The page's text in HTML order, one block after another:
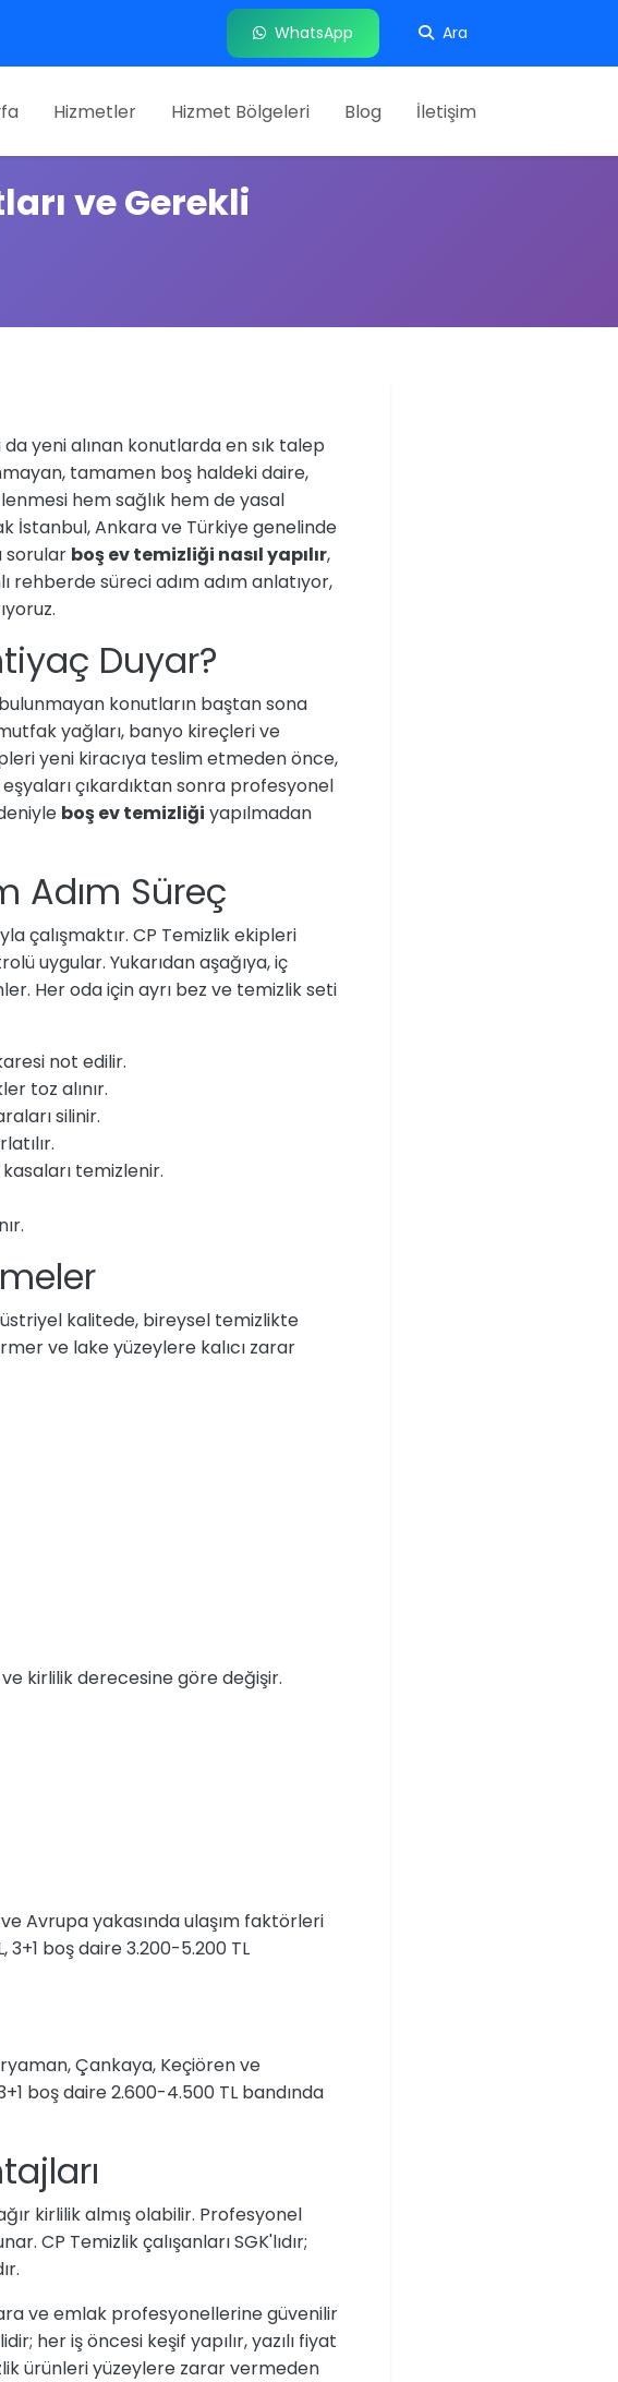
WhatsApp Ara
Hizmetler Hizmet Bölgeleri Blog İletişim
ve Gerekli
yeni alınan konutlarda en sık talep
tamamen boş haldeki daire,
hem sağlık hem de yasal
İstanbul, Ankara ve Türkiye genelinde
sorular boş ev temizliği nasıl yapılır,
rehberde süreci adım adım anlatıyor,
Duyar?
konutların baştan sona
yağları, banyo kireçleri ve
yeni kiracıya teslim etmeden önce,
çıkardıktan sonra profesyonel
boş ev temizliği yapılmadan
Adım Süreç
çalışmaktır. CP Temizlik ekipleri
uygular. Yukarıdan aşağıya, iç
Her oda için ayrı bez ve temizlik seti
not edilir.
toz alınır.
silinir.
temizlenir.
kalitede, bireysel temizlikte
ve lake yüzeylere kalıcı zarar
ve kirlilik derecesine göre değişir.
Avrupa yakasında ulaşım faktörleri
boş daire 3.200-5.200 TL
Çankaya, Keçiören ve
boş daire 2.600-4.500 TL bandında
kirlilik almış olabilir. Profesyonel
CP Temizlik çalışanları SGK'lıdır;
ve emlak profesyonellerine güvenilir
her iş öncesi keşif yapılır, yazılı fiyat
ürünleri yüzeylere zarar vermeden